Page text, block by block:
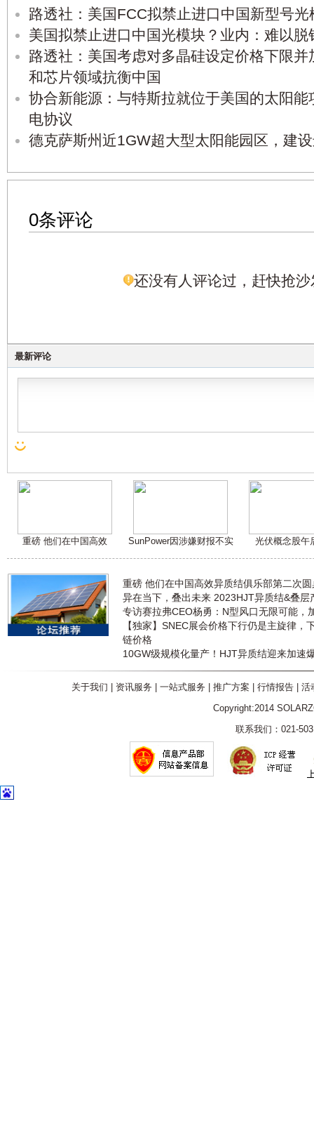
路透社：美国FCC拟禁止进口中国新型号光
美国拟禁止进口中国光模块？业内：难以脱
路透社：美国考虑对多晶硅设定价格下限
和芯片领域抗衡中国
协合新能源：与特斯拉就位于美国的太阳
电协议
德克萨斯州近1GW超大型太阳能园区，建
0条评论
还没有人评论过，赶快抢沙
最新评论
重磅 他们在中国高效 SunPower因涉嫌财报不实 光伏概念股午
重磅 他们在中国高效异质结俱乐部第二次
异在当下，叠出未来 2023HJT异质结&叠层
专访赛拉弗CEO杨勇：N型风口无限可能，
【独家】SNEC展会价格下行仍是主旋律，
链价格
10GW级规模化量产！HJT异质结迎来加速
关于我们 资讯服务 一站式服务 推广方案 行情报告| 活
Copyright:2014
联系我们：021-